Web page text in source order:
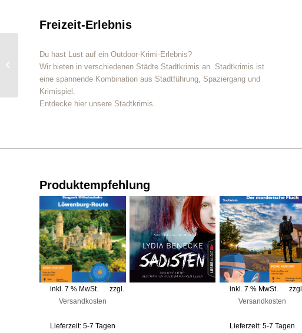
Freizeit-Erlebnis
Du hast Lust auf ein Outdoor-Krimi-Erlebnis?
Wir bieten in verschiedenen Städte Stadtkrimis an. Stadtkrimis ist
eine spannende Kombination aus Stadtführung, Spaziergang und
Krimispiel.
Entdecke hier unsere Stadtkrimis.
Produktempfehlung
inkl. 7 % MwSt.
zzgl.
Versandkosten
Lieferzeit: 5-7 Tagen
inkl. 7 % MwSt.
zzgl.
Versandkosten
Lieferzeit:5-7 Tagen
Schatten der
Achterbahn –
Krimidinner für 4-6...